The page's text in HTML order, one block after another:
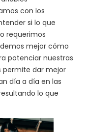
con los
si lo que
requerimos
mejor cómo
potenciar nuestras
permite dar mejor
día a día en las
lo que